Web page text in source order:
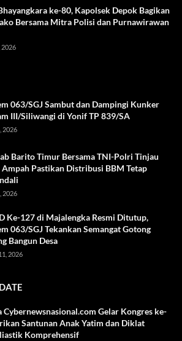
ke-80, Kapolsek Depok Bagikan
Bersama Mitra Polisi dan Purnawirawan
2026
063/SGJ Sambut dan Dampingi Kunker
III/Siliwangi di Yonif TP 839/SA
2026
Barito Timur Bersama TNI-Polri Tinjau
Ampah Pastikan Distribusi BBM Tetap
2026
Ke-127 di Majalengka Resmi Ditutup,
063/SGJ Tekankan Semangat Gotong
Bangun Desa
2026
Cybernewsnasional.com Gelar Kongres ke-
Santunan Anak Yatim dan Diklat
Komprehensif